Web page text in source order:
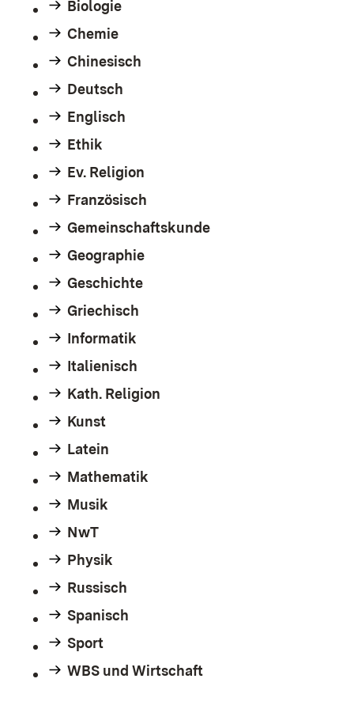
Biologie
Chemie
Chinesisch
Deutsch
Englisch
Ethik
Ev. Religion
Französisch
Gemeinschaftskunde
Geographie
Geschichte
Griechisch
Informatik
Italienisch
Kath. Religion
Kunst
Latein
Mathematik
Musik
NwT
Physik
Russisch
Spanisch
Sport
WBS und Wirtschaft